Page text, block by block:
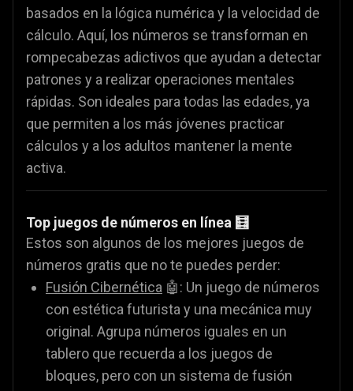
basados en la lógica numérica y la velocidad de
cálculo. Aquí, los números se transforman en
rompecabezas adictivos que ayudan a detectar
patrones y a realizar operaciones mentales
rápidas. Son ideales para todas las edades, ya
que permiten a los más jóvenes practicar
cálculos y a los adultos mantener la mente
activa.
Top juegos de números en línea 🧮
Estos son algunos de los mejores juegos de
números gratis que no te puedes perder:
Fusión Cibernética 🤖: Un juego de números
con estética futurista y una mecánica muy
original. Agrupa números iguales en un
tablero que recuerda a los juegos de
bloques, pero con un sistema de fusión